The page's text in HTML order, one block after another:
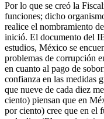
Por lo que se creó la
funciones; dicho
realice el nombramiento
inició. El documento del
estudios, México se
problemas de corrupción
en cuanto al pago de
confianza en las medidas
que nueve de cada diez
ciento) piensan que en
por ciento) cree que en el